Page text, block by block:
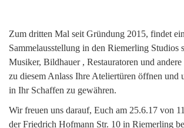
Zum dritten Mal seit Gründung 2015, findet
Sammelausstellung in den Riemerling Studios
Musiker, Bildhauer , Restauratoren und
zu diesem Anlass Ihre Ateliertüren öffnen und
in Ihr Schaffen zu gewähren.
Wir freuen uns darauf, Euch am 25.6.17 von
der Friedrich Hofmann Str. 10 in Riemerling